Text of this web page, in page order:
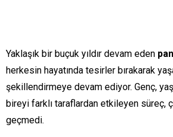
Yaklaşık bir buçuk yıldır devam eden
herkesin hayatında tesirler bırakarak
şekillendirmeye devam ediyor. Genç,
bireyi farklı taraflardan etkileyen süreç,
geçmedi.